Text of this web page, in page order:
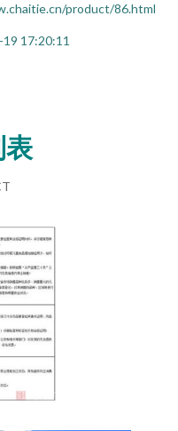
product/86.html
17:20:11
表